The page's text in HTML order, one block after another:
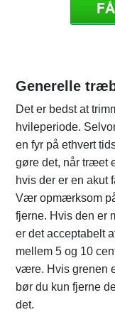
Generelle
Det er bedst at
hvileperiode.
en fyr på ethvert
gøre det, når træet
hvis der er en akut
Vær opmærksom
fjerne. Hvis den er
er det acceptabelt
mellem 5 og 10
være. Hvis grenen
bør du kun fjerne
det.